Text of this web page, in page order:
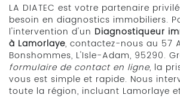
LA DIATEC est votre partenaire
besoin en diagnostics immobiliers.
l'intervention d'un Diagnostiqueur
à Lamorlaye, contactez-nous au 57
Bonshommes, L'Isle-Adam, 95290.
formulaire de contact en ligne, la
vous est simple et rapide. Nous
toute la région, incluant Lamorlaye